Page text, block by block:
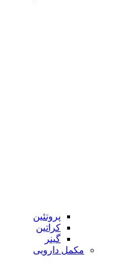
پروتئین
کراتین
گینر
مکمل دارویی